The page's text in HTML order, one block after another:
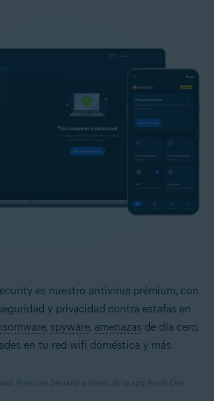
es nuestro antivirus prémium, con
y privacidad contra estafas en
, spyware, amenazas de día cero,
en tu red wifi doméstica y más.
Premium Security a través de la app Avast One.